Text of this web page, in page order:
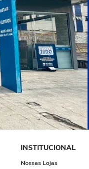
INSTITUCIONAL
Nossas Lojas